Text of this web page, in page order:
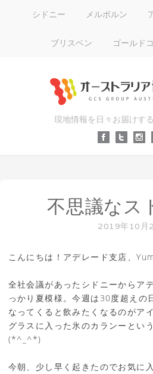
シドニー メルボルン
ブリスベン ゴールド
現地情報を日々お届けす
不思議な
2019年10月
こんにちは！アデレード支店、
全社会議があったシドニーからア
っかり夏模様。今週は30度超えの
なってくると飲みたくなるのがア
グラスに入った氷のカランーとい
(*^_^*)
今朝、少し早く起きたのでお気に